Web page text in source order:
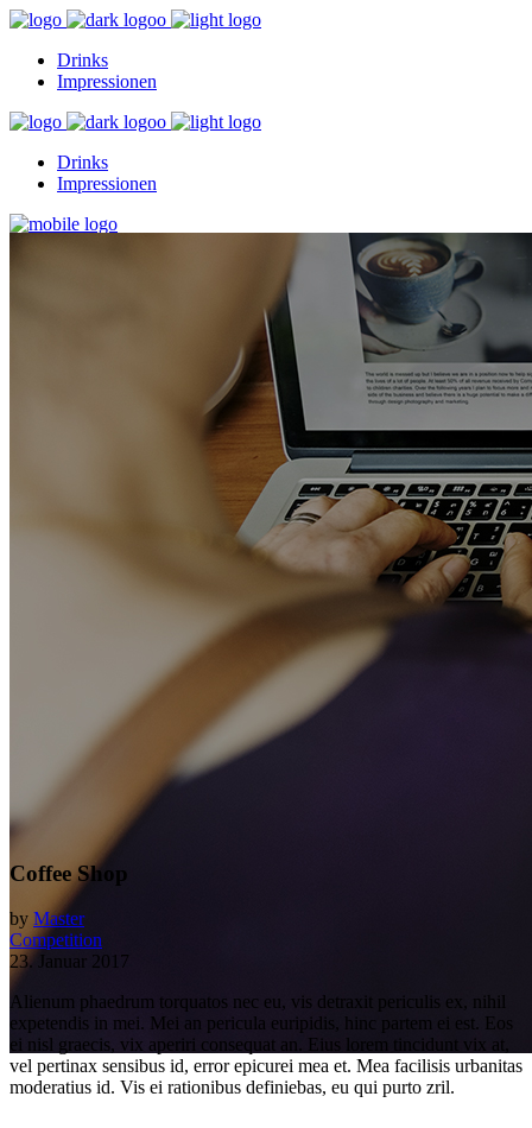
Drinks
Impressionen
Drinks
Impressionen
Blog
Coffee Shop
by Master
Competition
23. Januar 2017
Alienum phaedrum torquatos nec eu, vis detraxit periculis ex, nihil
expetendis in mei. Mei an pericula euripidis, hinc partem ei est. Eos
ei nisl graecis, vix aperiri consequat an. Eius lorem tincidunt vix at,
vel pertinax sensibus id, error epicurei mea et. Mea facilisis urbanitas
moderatius id. Vis ei rationibus definiebas, eu qui purto zril.